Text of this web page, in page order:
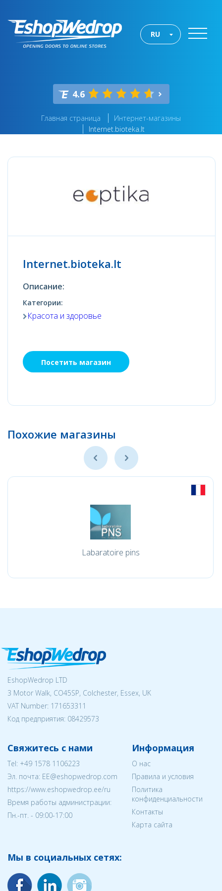
RU
4.6
Главная страница
Интернет-магазины
Internet.bioteka.lt
Internet.bioteka.lt
Описание:
Категории:
Красота и здоровье
Посетить магазин
Похожие магазины
Labaratoire pins
EshopWedrop LTD
3 Motor Walk, CO45SP, Colchester, Essex, UK
VAT Number: 171653311
Код предприятия: 08429573
Свяжитесь с нами
Tel: +49 1578 1106223
Эл. почта: EE@eshopwedrop.com
https://www.eshopwedrop.ee/ru
Время работы администрации:
Пн.-пт. - 09:00-17:00
Информация
О нас
Правила и условия
Политика
конфиденциальности
Контакты
Карта сайта
Мы в социальных сетях: